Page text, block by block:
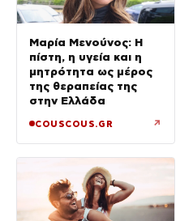
Μαρία Μενούνος: Η
πίστη, η υγεία και η
μητρότητα ως μέρος
της θεραπείας της
στην Ελλάδα
COUSCOUS.GR ↗